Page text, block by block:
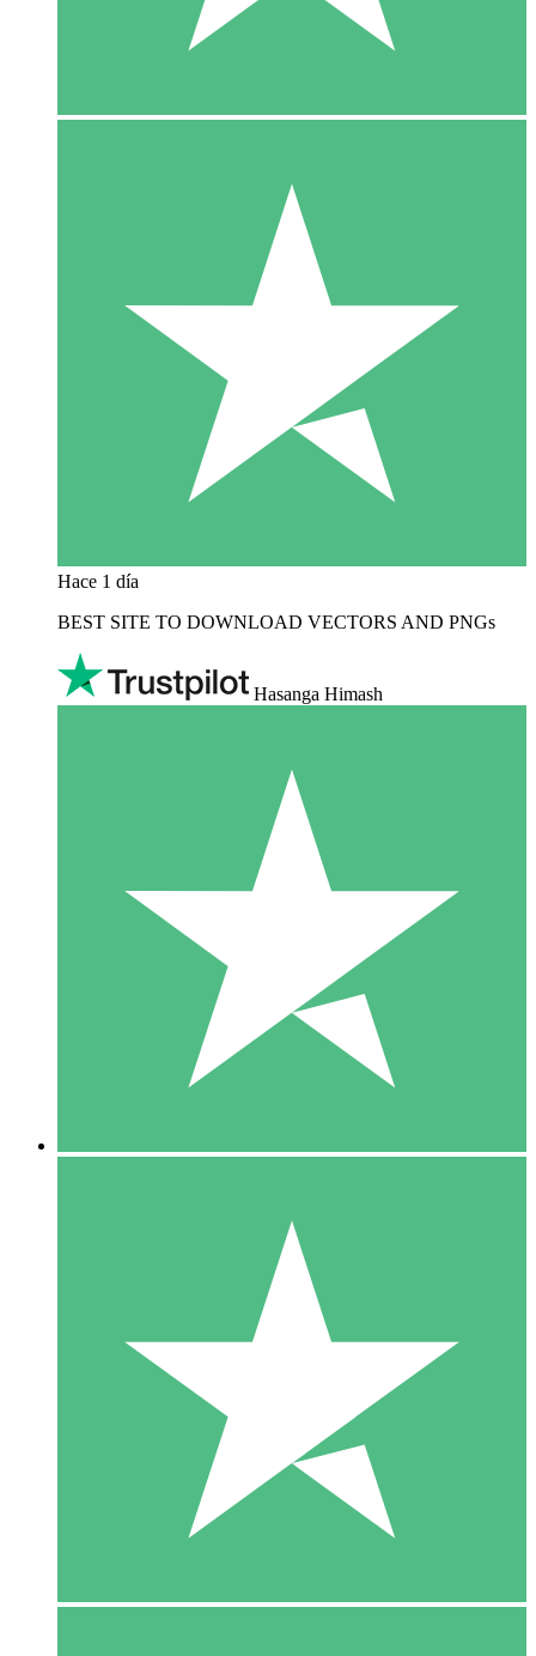
Hace 1 día
BEST SITE TO DOWNLOAD VECTORS AND PNGs
Hasanga Himash